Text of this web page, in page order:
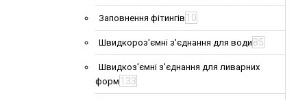
Заповнення фітингів 10
Швидкороз'ємні з'єднання для води 85
Швидкоз'ємні з'єднання для ливарних
форм 133